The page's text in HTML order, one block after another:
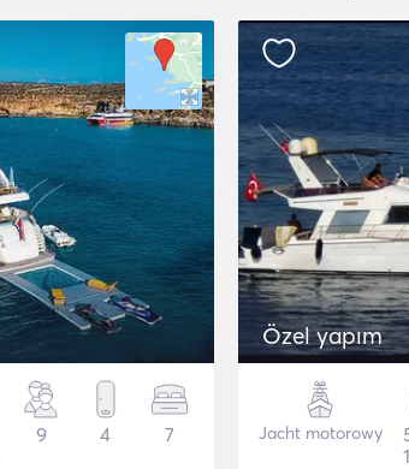
9 4 7
Özel yapım
Jacht motorowy